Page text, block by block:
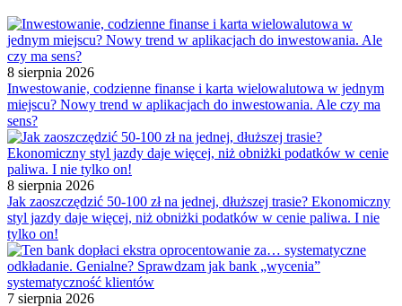
8 sierpnia 2026
Inwestowanie, codzienne finanse i karta wielowalutowa w jednym
miejscu? Nowy trend w aplikacjach do inwestowania. Ale czy ma
sens?
8 sierpnia 2026
Jak zaoszczędzić 50-100 zł na jednej, dłuższej trasie? Ekonomiczny
styl jazdy daje więcej, niż obniżki podatków w cenie paliwa. I nie
tylko on!
7 sierpnia 2026